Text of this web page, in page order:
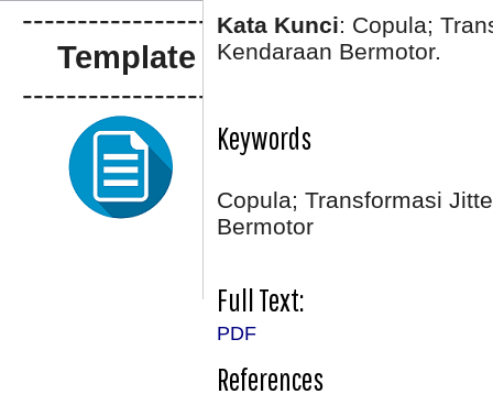
--------------------------------
Template Artikel
--------------------------------
Kata Kunci: Copula;
Kendaraan Bermotor.
Keywords
Copula; Transformasi
Bermotor
Full Text:
PDF
References